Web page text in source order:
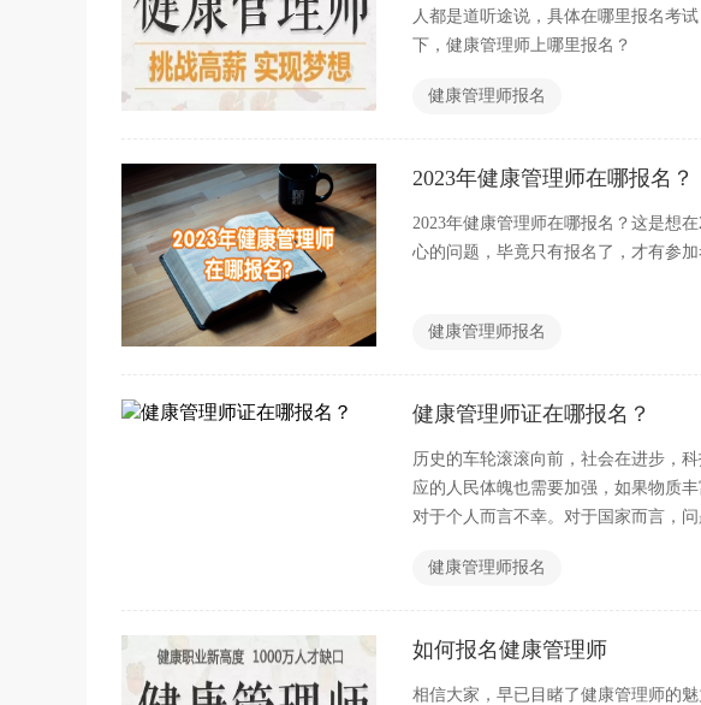
人都是道听途说，具体在哪里报名考
下，健康管理师上哪里报名？
健康管理师报名
2023年健康管理师在哪报名？
2023年健康管理师在哪报名？这是想
心的问题，毕竟只有报名了，才有参
健康管理师报名
健康管理师证在哪报名？
历史的车轮滚滚向前，社会在进步，
应的人民体魄也需要加强，如果物质
对于个人而言不幸。对于国家而言，
健康管理师报名
如何报名健康管理师
相信大家，早已目睹了健康管理师的